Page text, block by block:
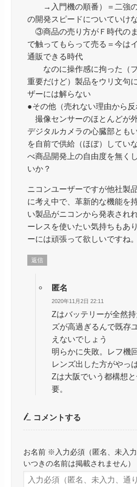
→入門機の順番）＝二強
の開発スピードについていけ
③商品の売り方がＦ時代の
で触ってもらって売る＝今は
通販できる時代
なのに操作感に拘った（プ
重要だけど）製品をウリ文句
ザーには解らない
●その他（売れない理由から反
撮像センサーのほとんどが
デジタルカメラの心臓部とも
を自前で供給（ほぼ）してい
べ商品開発上の自由度を無く
いか？
ニコンユーザーですが他社製
に考え中で、革新的な機能を
い製品がニコンから発表され
ーレスを使いたい気持ちもあ
ーには頑張って欲しいですね。
返信
匿名
2020年11月2日 22:11
Zはバッテリーが全然
ズが高過ぎるんで既存
えないでしょう
明らかに失敗。レフ機
レンズ出した方がやっ
Zは大阪でいう都構想
要。
コメントする
お名前 ※入力必須（匿名、未入
いつきの名前は掲載されません）